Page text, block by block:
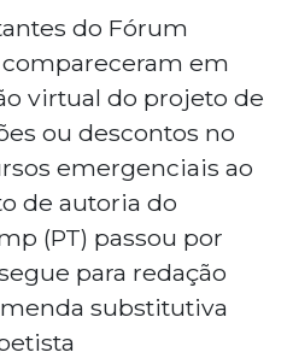
do Fórum
em
virtual do projeto de
ou descontos no
emergenciais ao
de autoria do
(PT) passou por
para redação
substitutiva